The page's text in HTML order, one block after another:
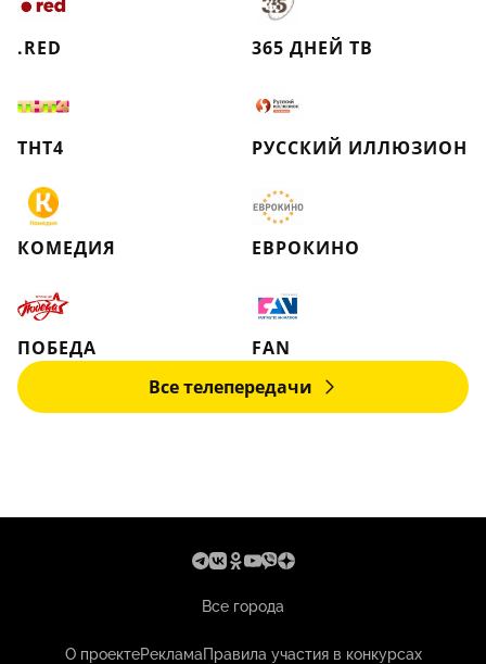
.RED 365 ДНЕЙ ТВ
ТНТ4 РУССКИЙ ИЛЛЮЗИОН
КОМЕДИЯ ЕВРОКИНО
ПОБЕДА
FAN
Все телепередачи
Все города
О проектеРекламаПравила участия в конкурсах